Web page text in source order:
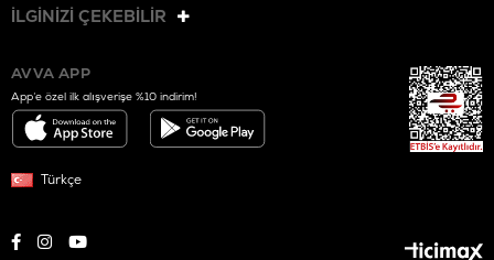
İLGİNİZİ ÇEKEBİLİR
AVVA APP
App’e özel ilk alışverişe %10 indirim!
Türkçe